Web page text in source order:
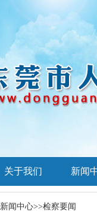
关于我们 新闻
新闻中心>>检察要闻